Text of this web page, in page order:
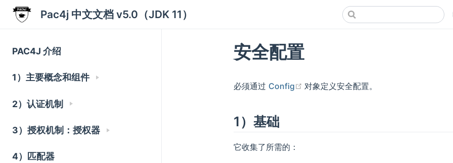
Pac4j 中文文档 v5.0（JDK 11）
PAC4J 介绍
1）主要概念和组件
2）认证机制
3）授权机制：授权器
4）匹配器
安全配置
必须通过 Config (opens new window)
对象定义安全配置。
1）基础
它收集了所需的：